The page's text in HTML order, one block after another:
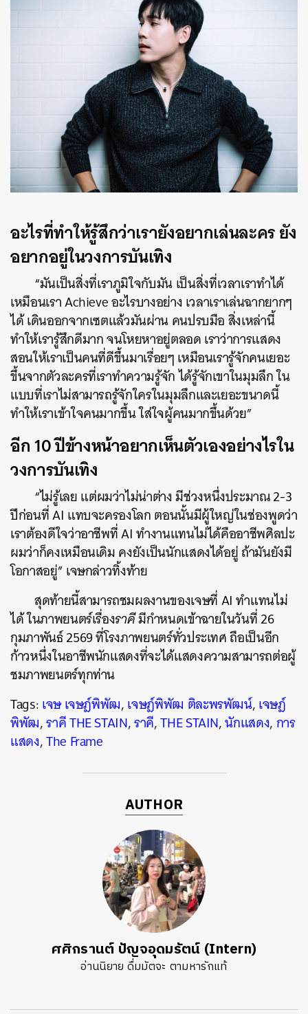
อะไรที่ทำให้รู้สึกว่าเรายังอยากเล่นละคร ยัง
อยากอยู่ในวงการบันเทิง
“มันเป็นสิ่งที่เราภูมิใจกับมัน เป็นสิ่งที่เวลาเราทำได้
เหมือนเรา Achieve อะไรบางอย่าง เวลาเราเล่นฉากยากๆ
ได้ เดินออกจากเซตแล้วมันผ่าน คนปรบมือ สิ่งเหล่านี้
ทำให้เรารู้สึกดีมาก จนโหยหาอยู่ตลอด เราว่าการแสดง
สอนให้เราเป็นคนที่ดีขึ้นมาเรื่อยๆ เหมือนเรารู้จักคนเยอะ
ขึ้นจากตัวละครที่เราทำความรู้จัก ได้รู้จักเขาในมุมลึก ใน
แบบที่เราไม่สามารถรู้จักใครในมุมลึกและเยอะขนาดนี้
ทำให้เราเข้าใจคนมากขึ้น ใส่ใจผู้คนมากขึ้นด้วย”
อีก 10 ปีข้างหน้าอยากเห็นตัวเองอย่างไรใน
วงการบันเทิง
“ไม่รู้เลย แต่ผมว่าไม่น่าต่าง มีช่วงหนึ่งประมาณ 2-3
ปีก่อนที่ AI แทบจะครองโลก ตอนนั้นมีผู้ใหญ่ในช่องพูดว่า
เราต้องดีใจว่าอาชีพที่ AI ทำงานแทนไม่ได้คืออาชีพศิลปะ
ผมว่าก็คงเหมือนเดิม คงยังเป็นนักแสดงได้อยู่ ถ้ามันยังมี
โอกาสอยู่” เจษกล่าวทิ้งท้าย
สุดท้ายนี้สามารถชมผลงานของเจษที่ AI ทำแทนไม่
ได้ ในภาพยนตร์เรื่องราคีมีกำหนดเข้าฉายในวันที่ 26
กุมภาพันธ์ 2569 ที่โรงภาพยนตร์ทั่วประเทศ ถือเป็นอีก
ก้าวหนึ่งในอาชีพนักแสดงที่จะได้แสดงความสามารถต่อผู้
ชมภาพยนตร์ทุกท่าน
Tags:เจษ เจษฎ์พิพัฒ,เจษฎ์พิพัฒ ติละพรพัฒน์,เจษฎ์
พิพัฒ,ราคี THE STAIN,ราคี,THE STAIN,นักแสดง,การ
แสดง,The Frame
AUTHOR
ศศิกรานต์ ปัญจอุดมรัตน์ (Intern)
อ่านนิยาย ดื่มมัตจะ ตามหารักแท้